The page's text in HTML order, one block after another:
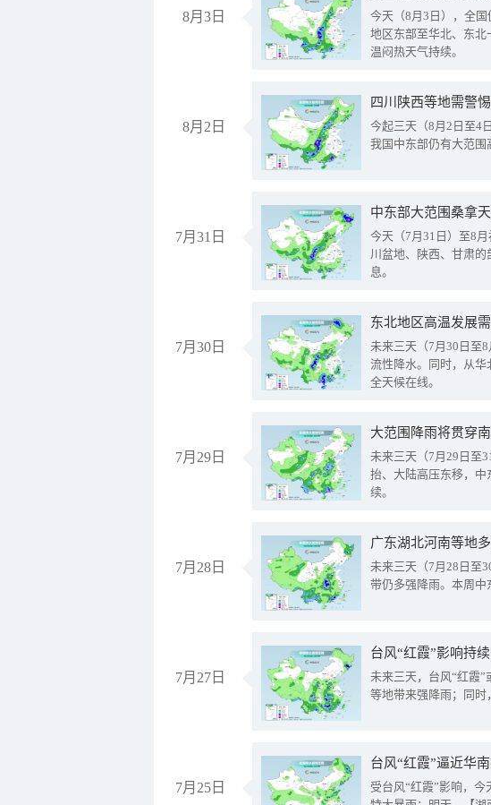
8月3日
今天（8月3日），全
地区东部至华北、东北
温闷热天气持续。
8月2日
今起三天（8月2日至4
我国中东部仍有大范围
7月31日
中东部大范围桑拿
今天（7月31日）至8
川盆地、陕西、甘肃
息。
7月30日
东北地区高温发展
未来三天（7月30日至
流性降水。同时，从
全天候在线。
7月29日
大范围降雨将贯穿
未来三天（7月29日至
抬、大陆高压东移，
续。
7月28日
广东湖北河南等地
未来三天（7月28日至
带仍多强降雨。本周中
7月27日
台风“红霞”影响持
未来三天，台风“红霞
等地带来强降雨；同时
7月25日
台风“红霞”逼近华
受台风“红霞”影响，